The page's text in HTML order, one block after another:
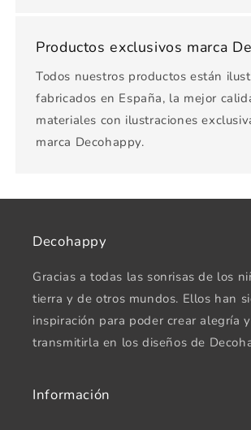
Productos exclusivos marca
Todos nuestros productos están
fabricados en España, la mejor
materiales con ilustraciones
marca Decohappy.
Decohappy
Gracias a todas las sonrisas de los
tierra y de otros mundos. Ellos han
inspiración para poder crear alegría
transmitirla en los diseños de
Información